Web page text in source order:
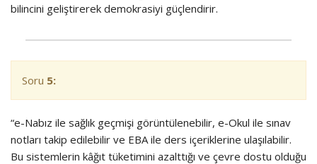
bilincini geliştirerek demokrasiyi güçlendirir.
Soru 5:
“e-Nabız ile sağlık geçmişi görüntülenebilir, e-Okul ile sınav
notları takip edilebilir ve EBA ile ders içeriklerine ulaşılabilir.
Bu sistemlerin kâğıt tüketimini azalttığı ve çevre dostu olduğu